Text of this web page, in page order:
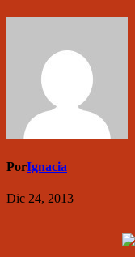
PorIgnacia
Dic 24, 2013